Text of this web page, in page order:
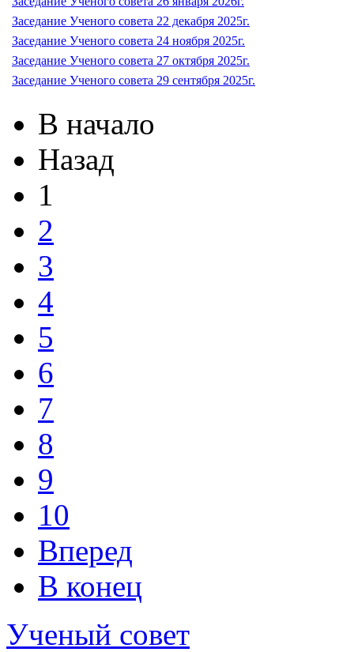
Заседание Ученого совета 22 декабря 2025г.
Заседание Ученого совета 24 ноября 2025г.
Заседание Ученого совета 27 октября 2025г.
Заседание Ученого совета 29 сентября 2025г.
В начало
Назад
1
2
3
4
5
6
7
8
9
10
Вперед
В конец
Ученый совет